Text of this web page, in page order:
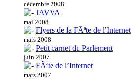
décembre 2008
JAVVA
mai 2008
Flyers de la FÃªte de l’Internet
mars 2008
Petit carnet du Parlement
juin 2007
FÃªte de l’Internet
mars 2007